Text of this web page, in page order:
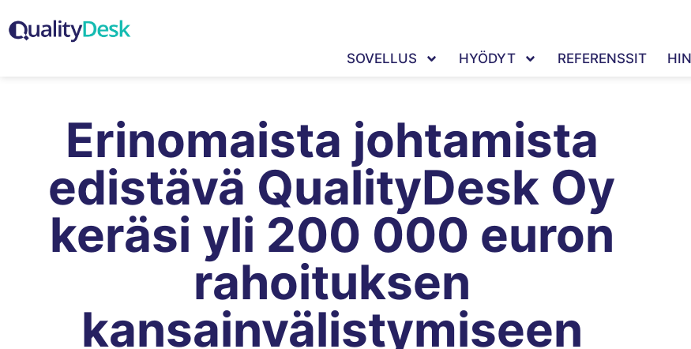
SOVELLUS HYÖDYT REFERENSSIT
Erinomaista johtamista
edistävä QualityDesk Oy
keräsi yli 200 000 euron
rahoituksen
kansainvälistymiseen